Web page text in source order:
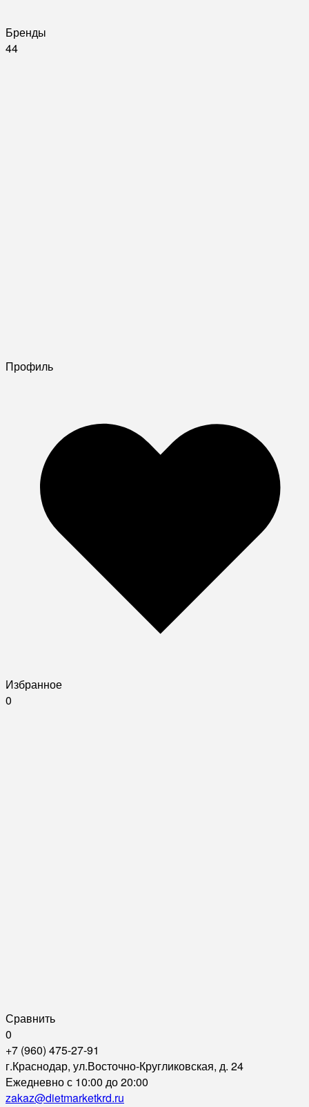
Бренды
44
Профиль
Избранное
0
Сравнить
0
+7 (960) 475-27-91
г.Краснодар, ул.Восточно-Кругликовская, д. 24
Ежедневно с 10:00 до 20:00
zakaz@dietmarketkrd.ru